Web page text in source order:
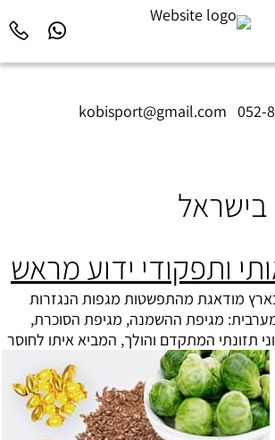
kobisport@gmail.com 052-
בישראל
ותפקודי ידוע מראש
מודאגת מהתפשטות מגפות הנגזרות
מגיפת ההשמנה, מגיפת הסוכרת,
תזונתי המתקדם והולך, המביא איתו לחוסר